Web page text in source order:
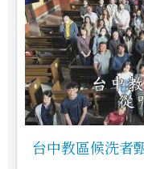
台中教區候洗者